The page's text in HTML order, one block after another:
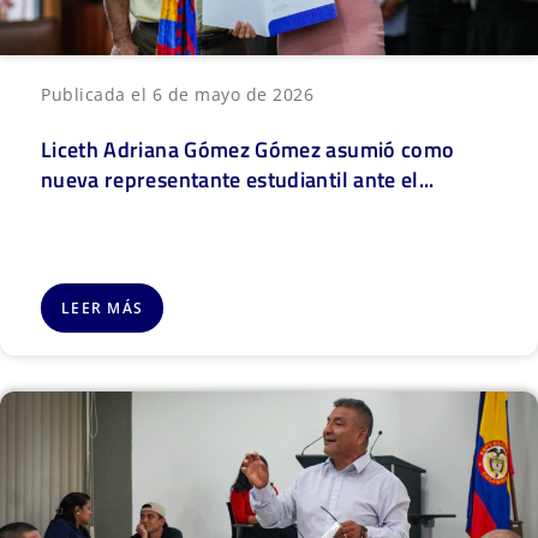
Publicada el 6 de mayo de 2026
Liceth Adriana Gómez Gómez asumió como
nueva representante estudiantil ante el...
LEER MÁS